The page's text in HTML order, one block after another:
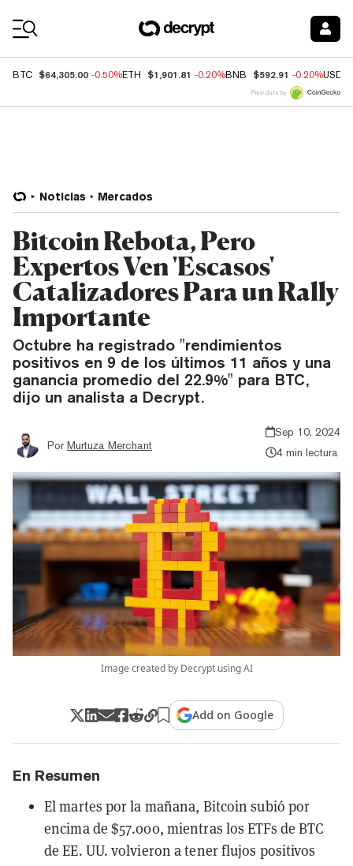
BTC $64,305.00 -0.50%ETH $1,901.81 -0.20%BNB $592.91 -0.20%USDC
Price data by
Noticias Mercados
Bitcoin Rebota, Pero
Expertos Ven 'Escasos'
Catalizadores Para un Rally
Importante
Octubre ha registrado "rendimientos
positivos en 9 de los últimos 11 años y una
ganancia promedio del 22.9%" para BTC,
dijo un analista a Decrypt.
Por Murtuza Merchant
Sep 10, 2024
4 min lectura
Image created by Decrypt using AI
Add on Google
En Resumen
El martes por la mañana, Bitcoin subió por
encima de $57.000, mientras los ETFs de BTC
de EE. UU. volvieron a tener flujos positivos